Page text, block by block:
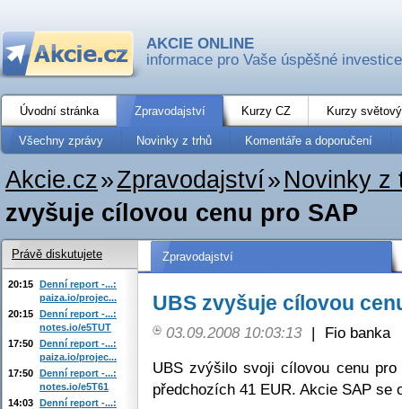
AKCIE ONLINE
informace pro Vaše úspěšné investice
Úvodní stránka Zpravodajství Kurzy CZ Kurzy
Všechny zprávy Novinky z trhů Komentáře a doporučení
Akcie.cz»Zpravodajství» Novinky z
zvyšuje cílovou cenu pro SAP
Zpravodajství
UBS zvyšuje cílovou
03.09.2008 10:03:13 |
Fio banka
UBS zvýšilo svoji cílovou cenu
předchozích 41 EUR. Akcie SAP se
Právě diskutujete
20:15 Denní report -...:
paiza.io/projec...
20:15 Denní report -...:
notes.io/e5TUT
17:50 Denní report -...:
paiza.io/projec...
17:50 Denní report -...:
notes.io/e5T61
14:03 Denní report -...: